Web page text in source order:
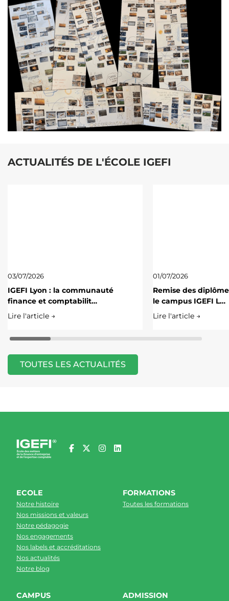
ACTUALITÉS DE L'ÉCOLE IGEFI
03/07/2026
IGEFI Lyon : la communauté
finance et comptabilit…
Lire l'article →
01/07/2026
Remise des
le campus IGEFI L…
Lire l'article →
TOUTES LES ACTUALITÉS
ECOLE
Notre histoire
Nos missions et valeurs
Notre pédagogie
Nos engagements
Nos labels et accréditations
Nos actualités
Notre blog
FORMATIONS
Toutes les formations
CAMPUS ADMISSION